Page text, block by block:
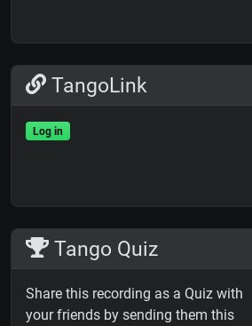
TangoLink
Log in
Tango Quiz
Share this recording as a Quiz with
your friends by sending them this